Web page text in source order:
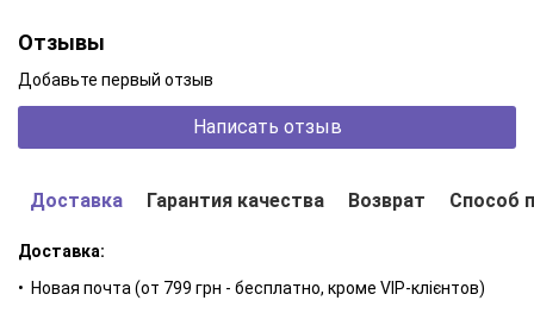
Чтобы покорить мужское сердце, не нужно делать ставку на
кричаще-яркое облачение. Несколько капель утонченной
безупречно подчеркнут привлекательность леди.
Универсальный вариант в гардеробе запахов, с которым вы
можете быть уверены в своей неотразимости.
Цветочно-ориентальный букет с чарующими нотами
Отзывы
Добавьте первый отзыв
Написать отзыв
Доставка Гарантия качества Возврат Способ
Доставка:
• Новая почта (от 799 грн - бесплатно, кроме VIP-клієнтов)